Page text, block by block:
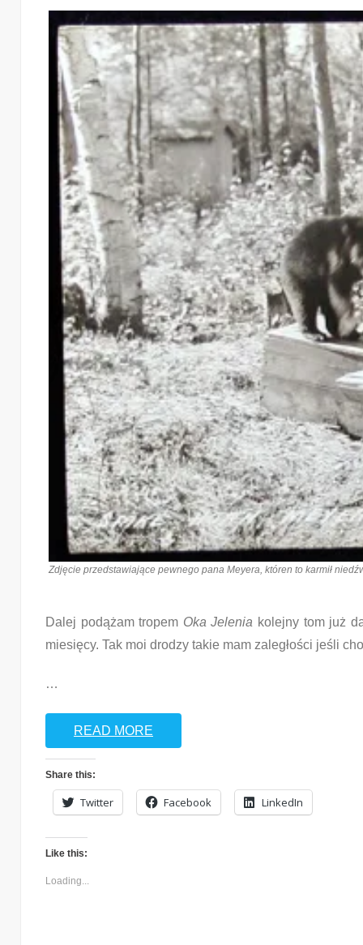
…
READ MORE
Share this:
Twitter Facebook LinkedIn
Like this:
Loading...
Zdjęcie przedstawiające pewnego pana Meyera, któren to karmił
Dalej podążam tropem Oka Jelenia kolejny tom już
miesięcy. Tak moi drodzy takie mam zaległości jeśli
…
READ MORE
Share this:
Twitter Facebook LinkedIn
Like this:
Loading...